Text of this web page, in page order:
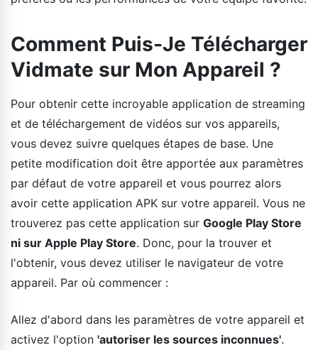
Comment Puis-Je Télécharger
Vidmate sur Mon Appareil ?
Pour obtenir cette incroyable application de streaming
et de téléchargement de vidéos sur vos appareils,
vous devez suivre quelques étapes de base. Une
petite modification doit être apportée aux paramètres
par défaut de votre appareil et vous pourrez alors
avoir cette application APK sur votre appareil. Vous ne
trouverez pas cette application sur Google Play Store
ni sur Apple Play Store. Donc, pour la trouver et
l'obtenir, vous devez utiliser le navigateur de votre
appareil. Par où commencer :
Allez d'abord dans les paramètres de votre appareil et
activez l'option 'autoriser les sources inconnues'.